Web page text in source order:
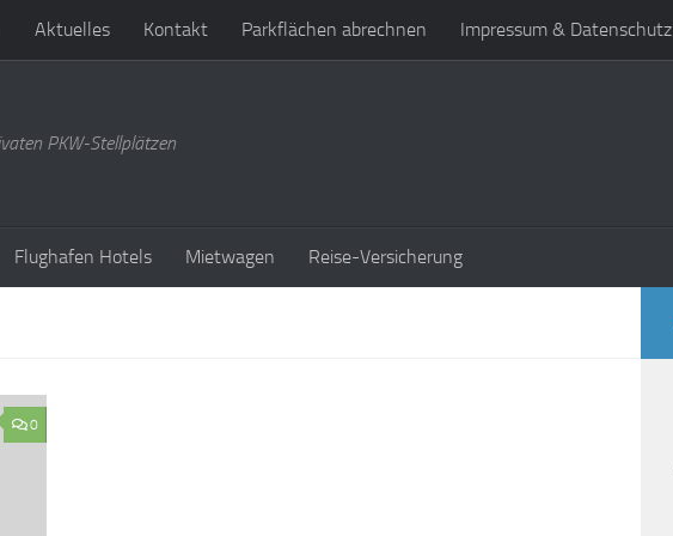
Aktuelles Kontakt Parkflächen abrechnen Impressum & Datenschutz
PKW-Stellplätzen
Flughafen Hotels Mietwagen Reise-Versicherung
0